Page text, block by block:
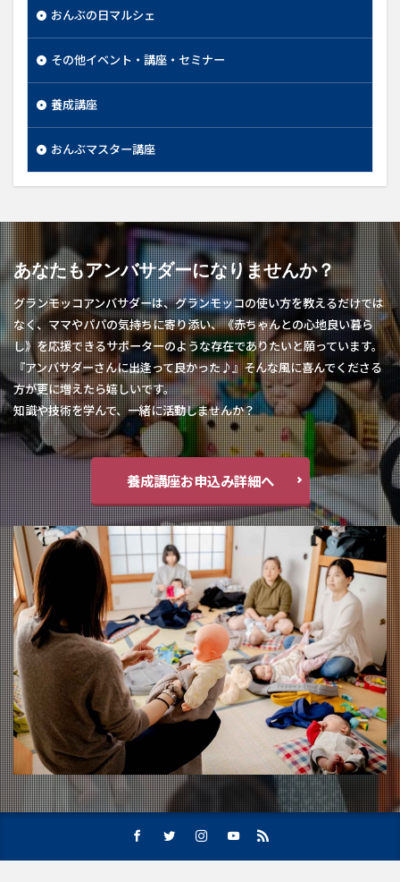
おんぶの日マルシェ
その他イベント・講座・セミナー
養成講座
おんぶマスター講座
あなたもアンバサダーになりませんか？
グランモッコアンバサダーは、グランモッコの使い方を教えるだけでは
なく、ママやパパの気持ちに寄り添い、《赤ちゃんとの心地良い暮ら
し》を応援できるサポーターのような存在でありたいと願っています。
『アンバサダーさんに出逢って良かった♪』そんな風に喜んでくださる
方が更に増えたら嬉しいです。
知識や技術を学んで、一緒に活動しませんか？
養成講座お申込み詳細へ